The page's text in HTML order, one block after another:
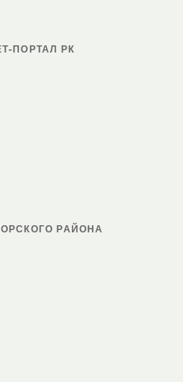
ПОРТАЛ РК
РАЙОНА